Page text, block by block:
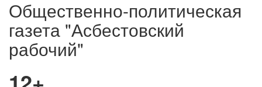
Общественно-политическая
газета "Асбестовский
рабочий"